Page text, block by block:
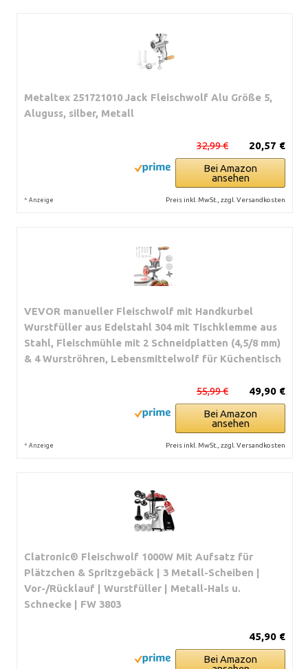
Metaltex 251721010 Jack Fleischwolf Alu Größe 5,
Aluguss, silber, Metall
20,57 €
32,99 €
Bei Amazon
ansehen
* Anzeige Preis inkl. MwSt., zzgl. Versandkosten
VEVOR manueller Fleischwolf mit Handkurbel
Wurstfüller aus Edelstahl 304 mit Tischklemme aus
Stahl, Fleischmühle mit 2 Schneidplatten (4,5/8 mm)
& 4 Wurströhren, Lebensmittelwolf für Küchentisch
49,90 €
55,99 €
Bei Amazon
ansehen
* Anzeige Preis inkl. MwSt., zzgl. Versandkosten
Clatronic® Fleischwolf 1000W Mit Aufsatz für
Plätzchen & Spritzgebäck | 3 Metall-Scheiben |
Vor-/Rücklauf | Wurstfüller | Metall-Hals u.
Schnecke | FW 3803
45,90 €
Bei Amazon